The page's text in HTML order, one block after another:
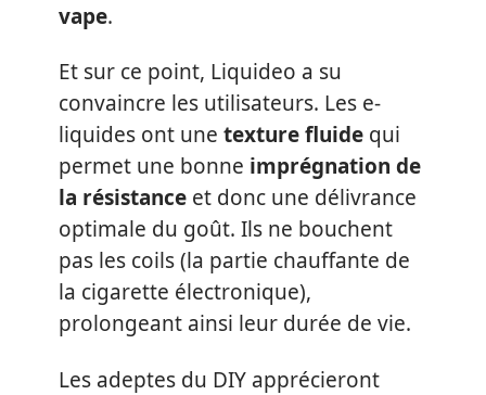
vape.
Et sur ce point, Liquideo a su
convaincre les utilisateurs. Les e-
liquides ont une texture fluide qui
permet une bonne imprégnation de
la résistance et donc une délivrance
optimale du goût. Ils ne bouchent
pas les coils (la partie chauffante de
la cigarette électronique),
prolongeant ainsi leur durée de vie.
Les adeptes du DIY apprécieront